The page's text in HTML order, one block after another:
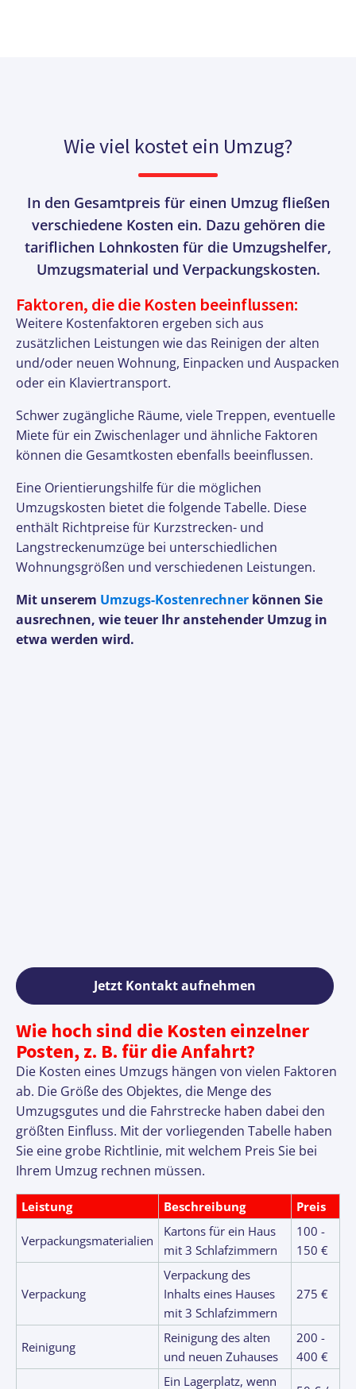
Wie viel kostet ein Umzug?
In den Gesamtpreis für einen Umzug fließen
verschiedene Kosten ein. Dazu gehören die
tariflichen Lohnkosten für die Umzugshelfer,
Umzugsmaterial und Verpackungskosten.
Faktoren, die die Kosten beeinflussen:
Weitere Kostenfaktoren ergeben sich aus
zusätzlichen Leistungen wie das Reinigen der alten
und/oder neuen Wohnung, Einpacken und Auspacken
oder ein Klaviertransport.
Schwer zugängliche Räume, viele Treppen, eventuelle
Miete für ein Zwischenlager und ähnliche Faktoren
können die Gesamtkosten ebenfalls beeinflussen.
Eine Orientierungshilfe für die möglichen
Umzugskosten bietet die folgende Tabelle. Diese
enthält Richtpreise für Kurzstrecken- und
Langstreckenumzüge bei unterschiedlichen
Wohnungsgrößen und verschiedenen Leistungen.
Mit unserem Umzugs-Kostenrechner können Sie
ausrechnen, wie teuer Ihr anstehender Umzug in
etwa werden wird.
Jetzt Kontakt aufnehmen
Wie hoch sind die Kosten einzelner
Posten, z. B. für die Anfahrt?
Die Kosten eines Umzugs hängen von vielen Faktoren
ab. Die Größe des Objektes, die Menge des
Umzugsgutes und die Fahrstrecke haben dabei den
größten Einfluss. Mit der vorliegenden Tabelle haben
Sie eine grobe Richtlinie, mit welchem Preis Sie bei
Ihrem Umzug rechnen müssen.
Leistung Beschreibung Preis
Verpackungsmaterialien
Kartons für ein Haus
mit 3 Schlafzimmern
100 -
150 €
Verpackung
Verpackung des
Inhalts eines Hauses
mit 3 Schlafzimmern
275 €
Reinigung
Reinigung des alten
und neuen Zuhauses
200 -
400 €
Ein Lagerplatz, wenn